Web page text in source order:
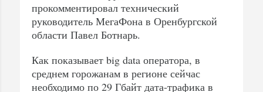
прокомментировал технический
руководитель МегаФона в Оренбургской
области Павел Ботнарь.
Как показывает big data оператора, в
среднем горожанам в регионе сейчас
необходимо по 29 Гбайт дата-трафика в